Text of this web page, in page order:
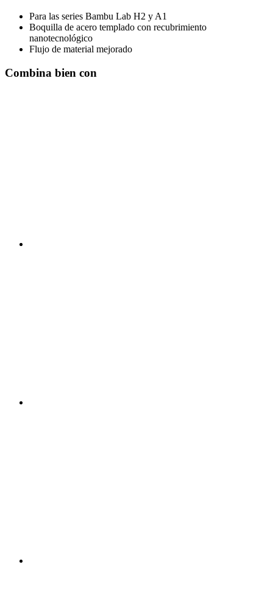
Para las series Bambu Lab H2 y A1
Boquilla de acero templado con recubrimiento
nanotecnológico
Flujo de material mejorado
Combina bien con